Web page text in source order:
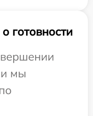
готовности
и мы